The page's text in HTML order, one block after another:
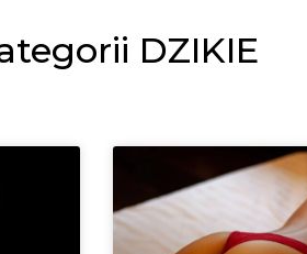
DZIKIE